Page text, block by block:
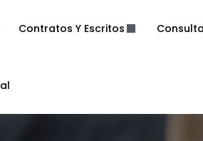
Contratos Y Escritos